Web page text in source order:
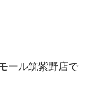
ール筑紫野店で